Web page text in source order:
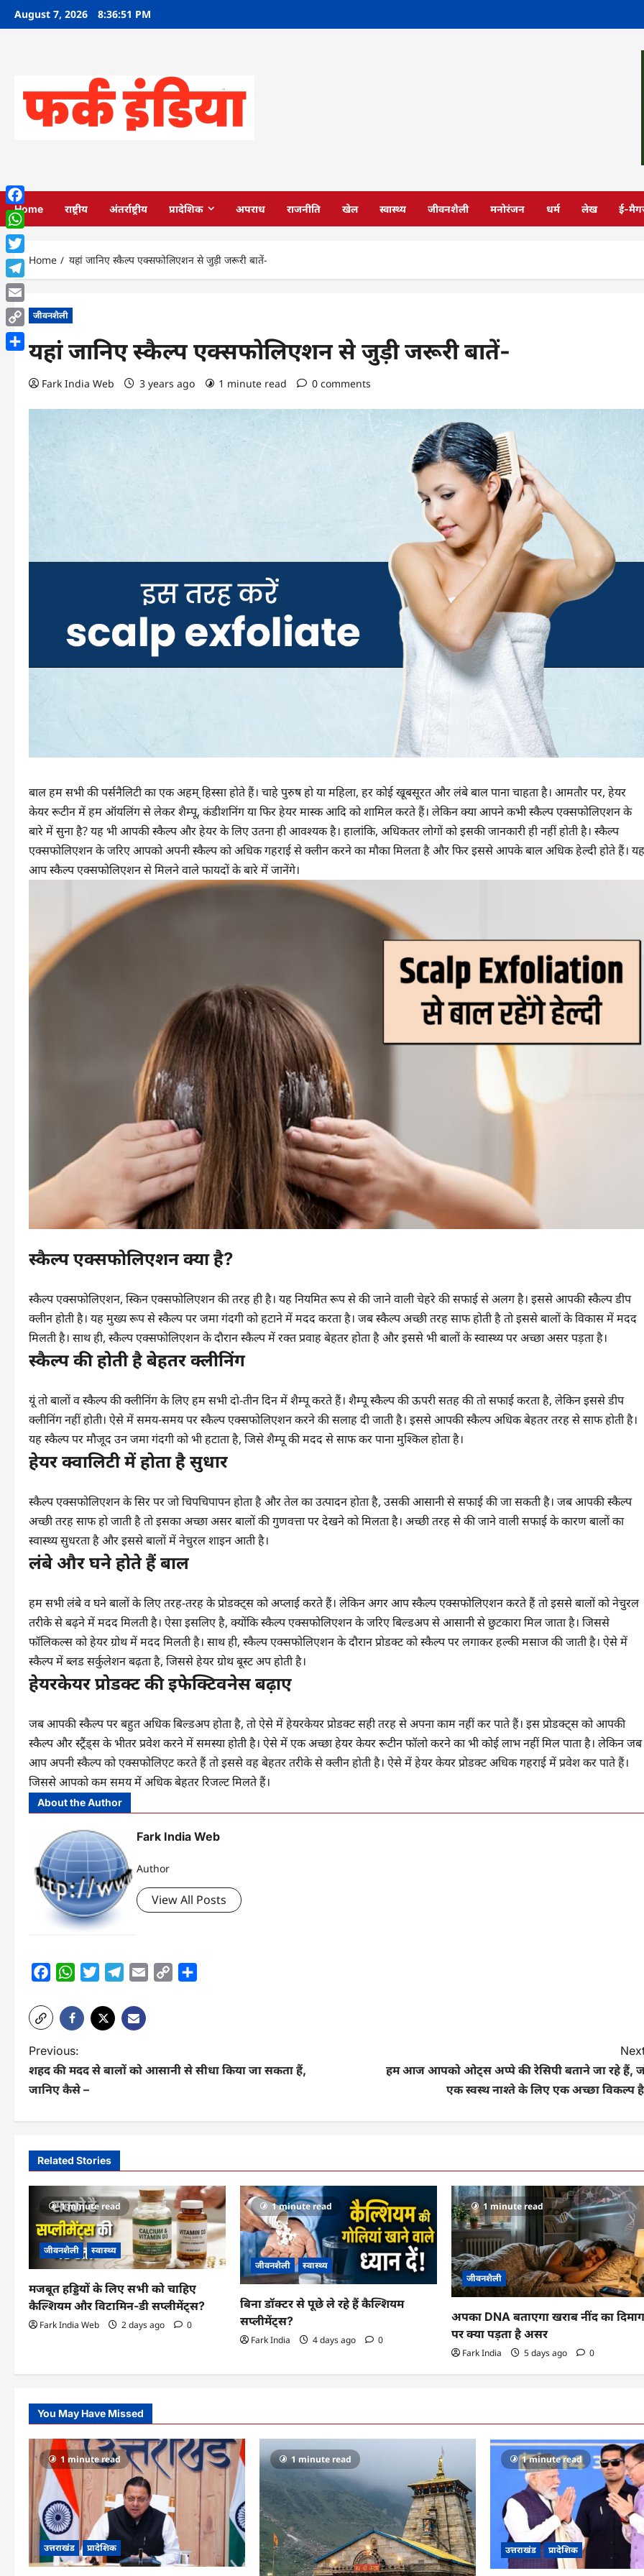
SkipAugust 7, 2026 8:36:53 PM
Home राष्ट्रीय अंतर्राष्ट्रीय प्रादेशिक अपराध राजनीति खेल स्वास्थ्य जीवनशैली मनोरंजन धर्म लेख ई-
Home यहां जानिए स्कैल्प एक्सफोलिएशन से जुड़ी जरूरी बातें-
जीवनशैली
यहां जानिए स्कैल्प एक्सफोलिएशन से जुड़ी जरूरी बातें-
Fark India Web 3 years ago 1 minute read 0 comments
बाल हम सभी की पर्सनैलिटी का एक अहम् हिस्सा होते हैं। चाहे पुरुष हो या महिला, हर कोई खूबसूरत और लंबे बाल पाना चाहता है। आमतौर पर, हेयर
केयर रूटीन में हम ऑयलिंग से लेकर शैम्पू, कंडीशनिंग या फिर हेयर मास्क आदि को शामिल करते हैं। लेकिन क्या आपने कभी स्कैल्प एक्सफोलिएशन के
बारे में सुना है? यह भी आपकी स्कैल्प और हेयर के लिए उतना ही आवश्यक है। हालांकि, अधिकतर लोगों को इसकी जानकारी ही नहीं होती है। स्कैल्प
एक्सफोलिएशन के जरिए आपको अपनी स्कैल्प को अधिक गहराई से क्लीन करने का मौका मिलता है और फिर इससे आपके बाल अधिक हेल्दी होते हैं।
आप स्कैल्प एक्सफोलिएशन से मिलने वाले फायदों के बारे में जानेंगे।
स्कैल्प एक्सफोलिएशन क्या है?
स्कैल्प एक्सफोलिएशन, स्किन एक्सफोलिएशन की तरह ही है। यह नियमित रूप से की जाने वाली चेहरे की सफाई से अलग है। इससे आपकी स्कैल्प डीप
क्लीन होती है। यह मुख्य रूप से स्कैल्प पर जमा गंदगी को हटाने में मदद करता है। जब स्कैल्प अच्छी तरह साफ होती है तो इससे बालों के विकास में मदद
मिलती है। साथ ही, स्कैल्प एक्सफोलिएशन के दौरान स्कैल्प में रक्त प्रवाह बेहतर होता है और इससे भी बालों के स्वास्थ्य पर अच्छा असर पड़ता है।
स्कैल्प की होती है बेहतर क्लीनिंग
यूं तो बालों व स्कैल्प की क्लीनिंग के लिए हम सभी दो-तीन दिन में शैम्पू करते हैं। शैम्पू स्कैल्प की ऊपरी सतह की तो सफाई करता है, लेकिन इससे डीप
क्लीनिंग नहीं होती। ऐसे में समय-समय पर स्कैल्प एक्सफोलिएशन करने की सलाह दी जाती है। इससे आपकी स्कैल्प अधिक बेहतर तरह से साफ होती है।
यह स्कैल्प पर मौजूद उन जमा गंदगी को भी हटाता है, जिसे शैम्पू की मदद से साफ कर पाना मुश्किल होता है।
हेयर क्वालिटी में होता है सुधार
स्कैल्प एक्सफोलिएशन के सिर पर जो चिपचिपापन होता है और तेल का उत्पादन होता है, उसकी आसानी से सफाई की जा सकती है। जब आपकी स्कैल्प
अच्छी तरह साफ हो जाती है तो इसका अच्छा असर बालों की गुणवत्ता पर देखने को मिलता है। अच्छी तरह से की जाने वाली सफाई के कारण बालों का
स्वास्थ्य सुधरता है और इससे बालों में नेचुरल शाइन आती है।
लंबे और घने होते हैं बाल
हम सभी लंबे व घने बालों के लिए तरह-तरह के प्रोडक्ट्स को अप्लाई करते हैं। लेकिन अगर आप स्कैल्प एक्सफोलिएशन करते हैं तो इससे बालों को नेचुरल
तरीके से बढ़ने में मदद मिलती है। ऐसा इसलिए है, क्योंकि स्कैल्प एक्सफोलिएशन के जरिए बिल्डअप से आसानी से छुटकारा मिल जाता है। जिससे
फॉलिकल्स को हेयर ग्रोथ में मदद मिलती है। साथ ही, स्कैल्प एक्सफोलिएशन के दौरान प्रोडक्ट को स्कैल्प पर लगाकर हल्की मसाज की जाती है। ऐसे में
स्कैल्प में ब्लड सर्कुलेशन बढ़ता है, जिससे हेयर ग्रोथ बूस्ट अप होती है।
हेयरकेयर प्रोडक्ट की इफेक्टिवनेस बढ़ाए
जब आपकी स्कैल्प पर बहुत अधिक बिल्डअप होता है, तो ऐसे में हेयरकेयर प्रोडक्ट सही तरह से अपना काम नहीं कर पाते हैं। इस प्रोडक्ट्स को आपकी
स्कैल्प और स्ट्रैंड्स के भीतर प्रवेश करने में समस्या होती है। ऐसे में एक अच्छा हेयर केयर रूटीन फॉलो करने का भी कोई लाभ नहीं मिल पाता है। लेकिन जब
आप अपनी स्कैल्प को एक्सफोलिएट करते हैं तो इससे वह बेहतर तरीके से क्लीन होती है। ऐसे में हेयर केयर प्रोडक्ट अधिक गहराई में प्रवेश कर पाते हैं।
जिससे आपको कम समय में अधिक बेहतर रिजल्ट मिलते हैं।
About the Author
Fark India Web
Author
View All Posts
FacebookWhatsAppTwitterTelegram
Email
Copy
P
o
n
a
a
t
Previous:
शहद की मदद से बालों को आसानी से सीधा किया जा सकता हैं,
जानिए कैसे –
हम आज आपको ओट्स अप्पे की रेसिपी बताने जा रहे हैं,
एक स्वस्थ नाश्ते के लिए एक अच्छा विकल्प
Related Stories
1 minute read
जीवनशैली स्वास्थ्य
मजबूत हड्डियों के लिए सभी को चाहिए
कैल्शियम और विटामिन-डी सप्लीमेंट्स?
Fark India Web 2 days ago 0
1 minute read
जीवनशैली स्वास्थ्य
बिना डॉक्टर से पूछे ले रहे हैं कैल्शियम
सप्लीमेंट्स?
Fark India 4 days ago 0
1 minute read
जीवनशैली
अपका DNA बताएगा खराब नींद का
पर क्या पड़ता है असर
Fark India 5 days ago 0
You May Have Missed
1 minute read
उत्तराखंड प्रादेशिक
1 minute read 1 minute read
उत्तराखंड प्रादेशिक
Facebook
WhatsApp
Twitter
Telegram
Email
Copy
Link
Share